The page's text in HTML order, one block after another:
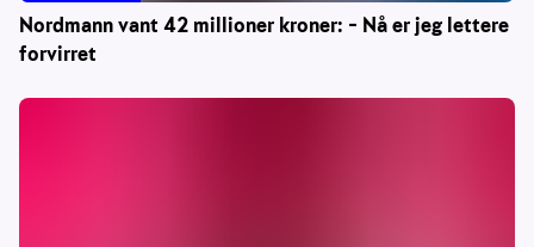
Nordmann vant 42 millioner kroner: – Nå er jeg lettere
forvirret